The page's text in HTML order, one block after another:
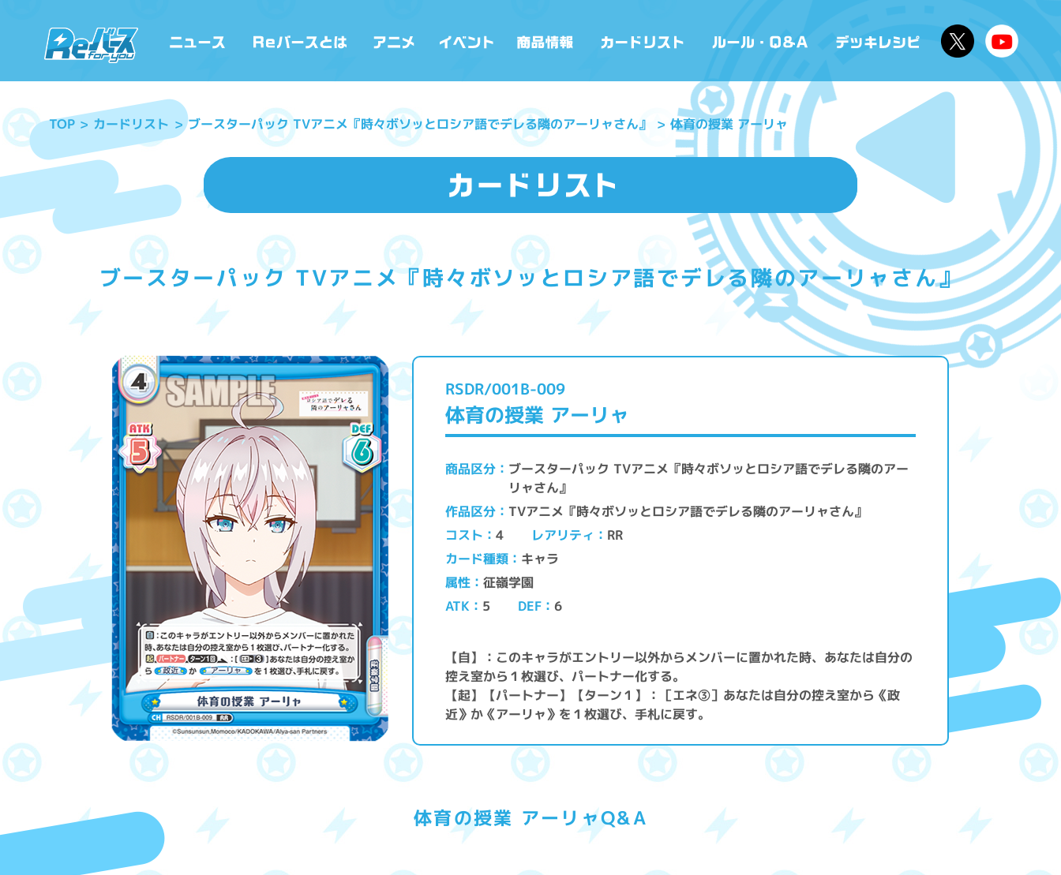
TOP カードリスト ブースターパック TVアニメ『時々ボソッとロシア語でデレる隣のアーリャさん』 体育の授業 アーリャ
ブースターパック TVアニメ『時々ボソッとロシア語でデレる隣のアーリャさん』
RSDR/001B-009
体育の授業 アーリャ
商品区分 ブースターパック TVアニメ『時々ボソッとロシア語でデレる隣のアー
リャさん』
作品区分 TVアニメ『時々ボソッとロシア語でデレる隣のアーリャさん』
コスト 4 レアリティ RR
カード種類 キャラ
属性 征嶺学園
ATK 5 DEF 6
【自】：このキャラがエントリー以外からメンバーに置かれた時、あなたは自分の
控え室から１枚選び、パートナー化する。
【起】【パートナー】【ターン１】：［エネ③］あなたは自分の控え室から《政
近》か《アーリャ》を１枚選び、手札に戻す。
体育の授業 アーリャQ&A